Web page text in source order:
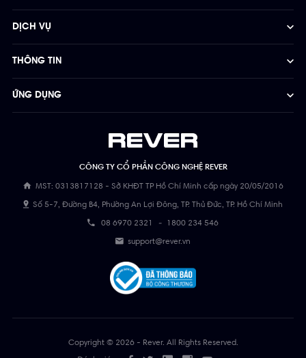
CÔNG TY CỔ PHẦN CÔNG NGHỆ REVER
MST: 0313817128 - Sở KHĐT TP Hồ Chí Minh cấp ngày 20/05/2016
Số 5-7, Đường B4, Phường An Lợi Đông, TP. Thủ Đức, TP. Hồ Chí Minh
08 6970 2321 - 1800 234 546
support@rever.vn
DỊCH VỤ
THÔNG TIN
ỨNG DỤNG
Copyright © 2026 - Rever. All Rights Reserved.